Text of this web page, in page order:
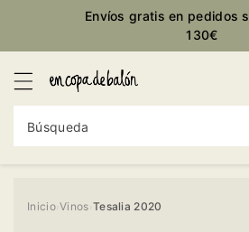
Envíos gratis en pedidos
130€
Búsqueda
Inicio›Vinos Tesalia 2020